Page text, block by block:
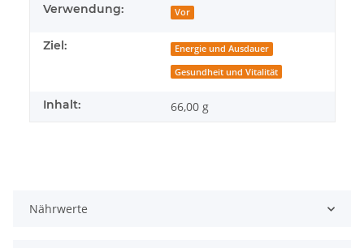
Verwendung: Vor
Ziel: Energie und Ausdauer
Gesundheit und Vitalität
Inhalt: 66,00 g
Nährwerte